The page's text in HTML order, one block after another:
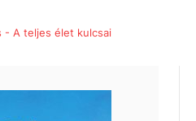
- A teljes élet kulcsai